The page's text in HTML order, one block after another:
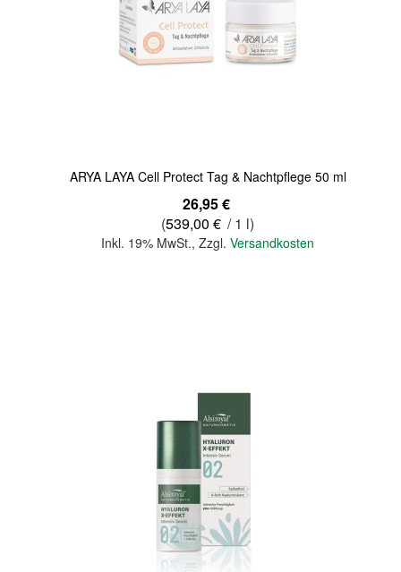
ARYA LAYA Cell Protect Tag & Nachtpflege 50 ml
26,95 €
(539,00 € / 1 l)
Inkl. 19% MwSt.,Zzgl.Versandkosten